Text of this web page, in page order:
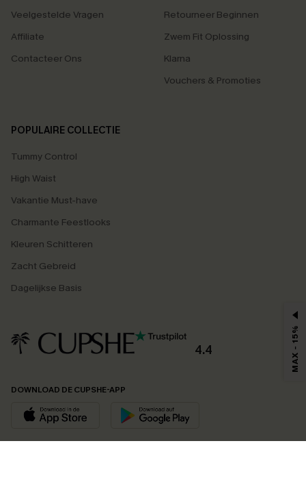
Veelgestelde Vragen
Affiliate
Contacteer Ons
Retourneer Beginnen
Zwem Fit Oplossing
Klarna
Vouchers & Promoties
POPULAIRE COLLECTIE
Tummy Control
High Waist
Vakantie Must-have
Charmante Feestlooks
Kleuren Schitteren
Zacht Gebreid
Dagelijkse Basis
4.4
DOWNLOAD DE CUPSHE-APP
MAX - 15%